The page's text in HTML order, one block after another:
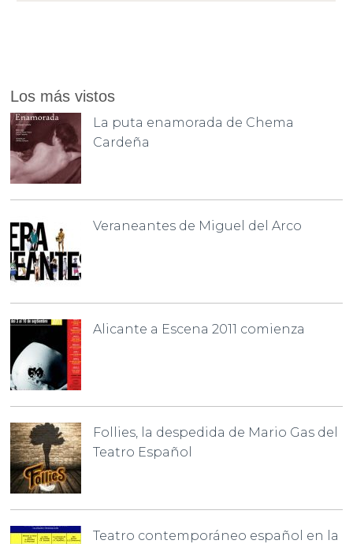
Los más vistos
La puta enamorada de Chema
Cardeña
Veraneantes de Miguel del Arco
Alicante a Escena 2011 comienza
Follies, la despedida de Mario Gas del
Teatro Español
Teatro contemporáneo español en la